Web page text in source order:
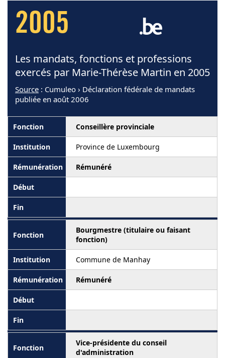
2005
Les mandats, fonctions et professions
exercés par Marie-Thérèse Martin en 2005
Source : Cumuleo › Déclaration fédérale de mandats
publiée en août 2006
Conseillère provinciale
Province de Luxembourg
Rémunéré
Bourgmestre (titulaire ou faisant
fonction)
Commune de Manhay
Rémunéré
Vice-présidente du conseil
d'administration